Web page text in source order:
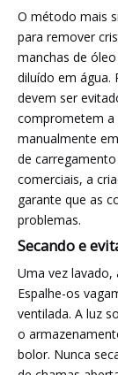
O método mais
para remover
manchas de
diluído em água.
devem ser
comprometem a
manualmente
de
comerciais, a
garante que as
problemas.
Secando e
Uma vez lavado,
Espalhe-os
ventilada. A luz
o
bolor. Nunca